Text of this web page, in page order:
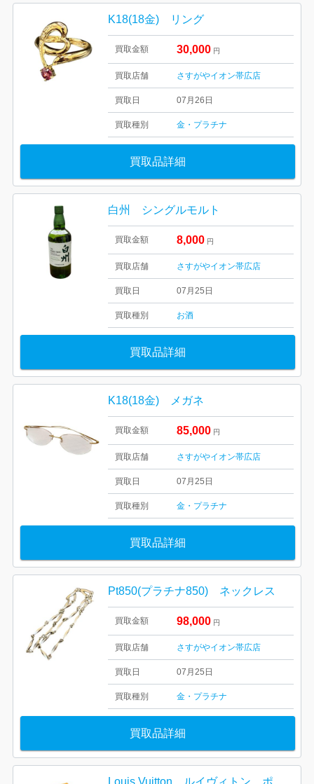
K18(18金) リング
買取金額 30,000 円
買取店舗 さすがやイオン帯広店
買取日 07月26日
買取種別 金・プラチナ
買取品詳細
白州 シングルモルト
買取金額 8,000 円
買取店舗 さすがやイオン帯広店
買取日 07月25日
買取種別 お酒
買取品詳細
K18(18金) メガネ
買取金額 85,000 円
買取店舗 さすがやイオン帯広店
買取日 07月25日
買取種別 金・プラチナ
買取品詳細
Pt850(プラチナ850) ネックレス
買取金額 98,000 円
買取店舗 さすがやイオン帯広店
買取日 07月25日
買取種別 金・プラチナ
買取品詳細